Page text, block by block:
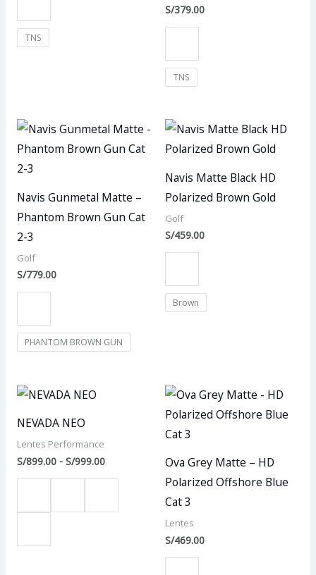
TNS
S/379.00
TNS
Navis Gunmetal Matte –
Phantom Brown Gun Cat
2-3
Golf
S/779.00
PHANTOM BROWN GUN
Navis Matte Black HD
Polarized Brown Gold
Golf
S/459.00
Brown
NEVADA NEO
Lentes Performance
S/899.00 - S/999.00S/999.00
Ova Grey Matte – HD
Polarized Offshore Blue
Cat 3
Lentes
S/469.00